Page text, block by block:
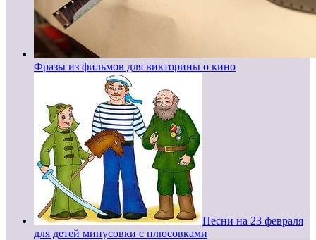
Фразы из фильмов для викторины о кино
Песни на 23 февраля
для детей минусовки с плюсовками